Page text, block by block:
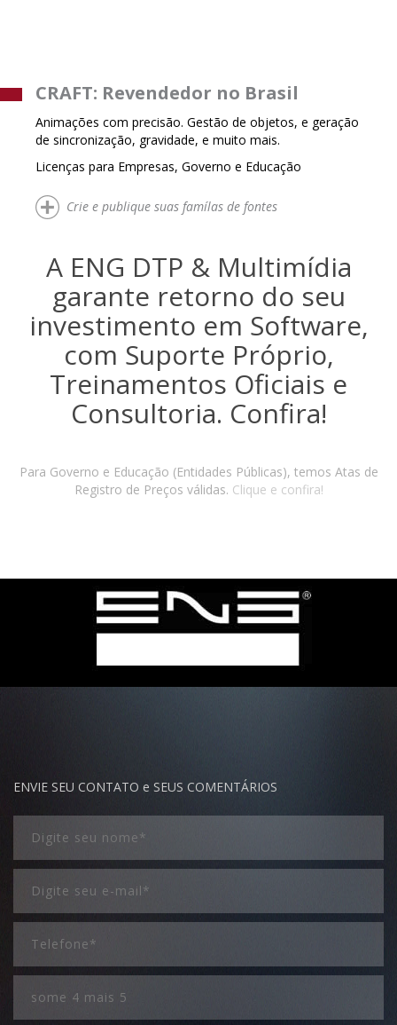
CRAFT: Revendedor no Brasil
Animações com precisão. Gestão de objetos, e geração
de sincronização, gravidade, e muito mais.
Licenças para Empresas, Governo e Educação
Crie e publique suas famílas de fontes
A ENG DTP & Multimídia
garante retorno do seu
investimento em Software,
com Suporte Próprio,
Treinamentos Oficiais e
Consultoria. Confira!
Para Governo e Educação (Entidades Públicas), temos Atas de
Registro de Preços válidas. Clique e confira!
ENVIE SEU CONTATO e SEUS COMENTÁRIOS